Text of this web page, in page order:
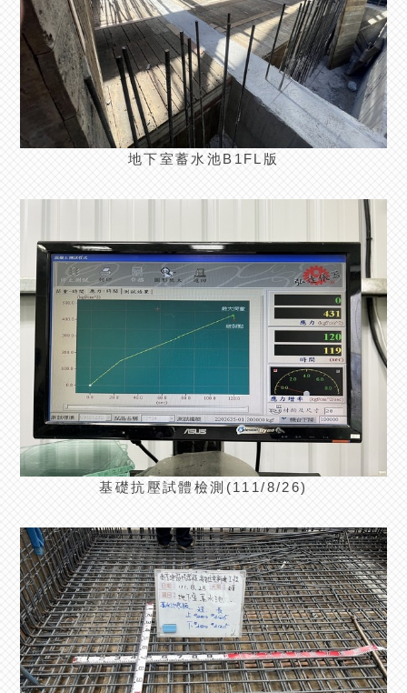
地下室蓄水池B1FL版
基礎抗壓試體檢測(111/8/26)